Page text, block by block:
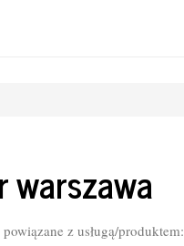
warszawa
z usługą/produktem: